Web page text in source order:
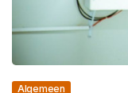
Algemeen